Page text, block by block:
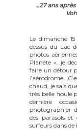
…27 ans
Le dimanche
dessus du Lac
photos
Planète », je
faire un détour
l’aérodrome.
chaud, je sais
très belle houle
dernière
photographier
des parasols et
surfeurs dans de